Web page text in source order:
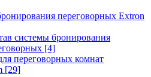
переговорных Extron
системы бронирования
[4]
переговорных комнат
[29]